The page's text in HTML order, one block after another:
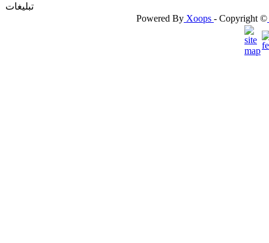
تبلیغات
Powered By Xoops - Copyright ©